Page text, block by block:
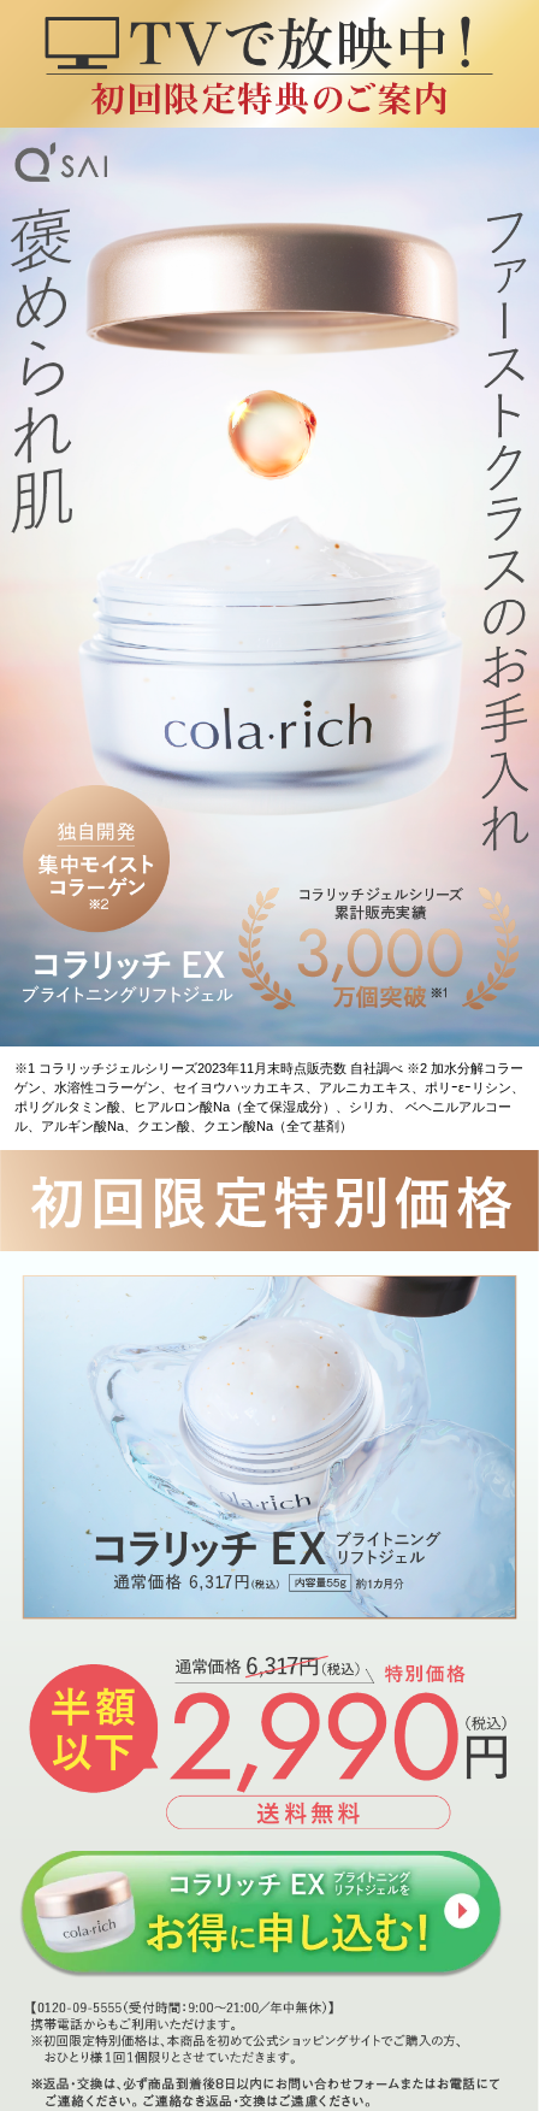
※1 コラリッチジェルシリーズ2023年11月末時点販売数 自社調べ ※2 加水分解コラー
ゲン、水溶性コラーゲン、セイヨウハッカエキス、アルニカエキス、ポリｰεｰリシン、
ポリグルタミン酸、ヒアルロン酸Na（全て保湿成分）、シリカ、 ベヘニルアルコー
ル、アルギン酸Na、クエン酸、クエン酸Na（全て基剤）